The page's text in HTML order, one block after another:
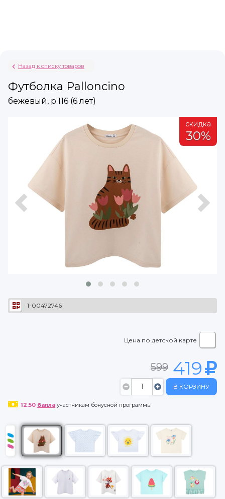
Назад к списку товаров
Футболка Palloncino
бежевый, р.116 (6 лет)
скидка
30%
1-00472746
Цена по детской карте
599 419
В КОРЗИНУ
12.50 баллаучастникам бонусной программы